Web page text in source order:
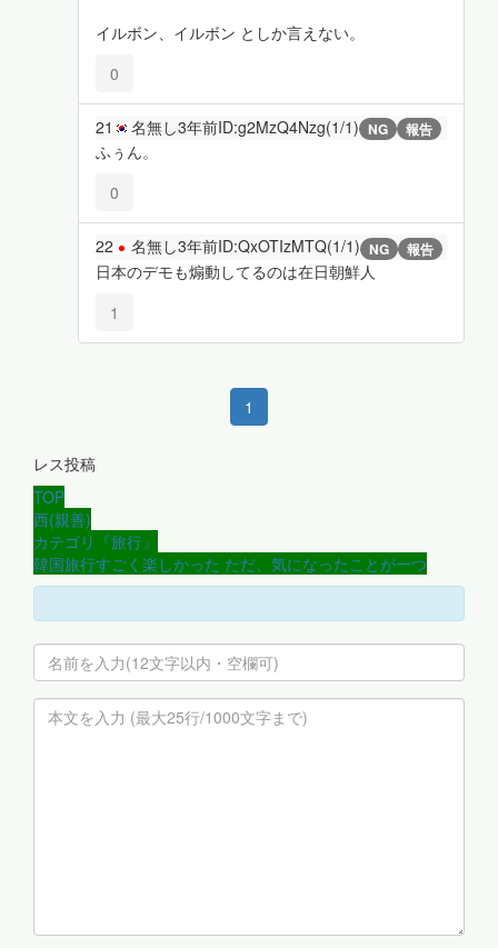
イルボン、イルボン としか言えない。
0
21 名無し3年前ID:g2MzQ4Nzg(1/1) NG 報告
ふぅん。
0
22 名無し3年前ID:QxOTIzMTQ(1/1) NG 報告
日本のデモも煽動してるのは在日朝鮮人
1
1
レス投稿
TOP
西(親善)
カテゴリ『旅行』
韓国旅行すごく楽しかった ただ、気になったことが一つ